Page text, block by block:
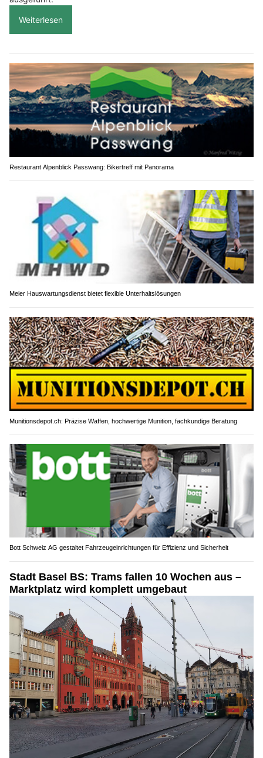
Weiterlesen
Restaurant Alpenblick Passwang: Bikertreff mit Panorama
Meier Hauswartungsdienst bietet flexible Unterhaltslösungen
Munitionsdepot.ch: Präzise Waffen, hochwertige Munition, fachkundige Beratung
Bott Schweiz AG gestaltet Fahrzeugeinrichtungen für Effizienz und Sicherheit
Stadt Basel BS: Trams fallen 10 Wochen aus –
Marktplatz wird komplett umgebaut